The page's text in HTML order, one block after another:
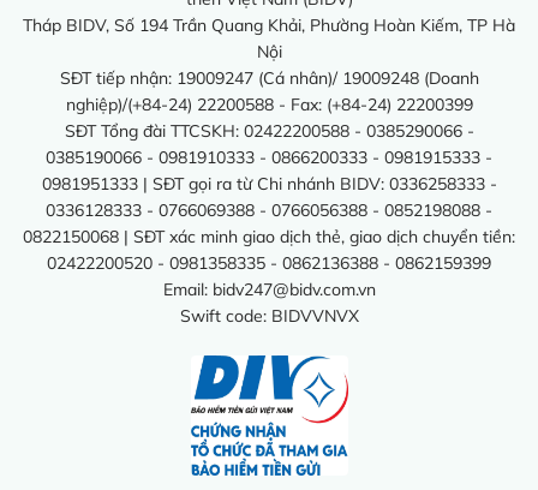
Tháp BIDV, Số 194 Trần Quang Khải, Phường Hoàn Kiếm, TP Hà
Nội
SĐT tiếp nhận: 19009247 (Cá nhân)/ 19009248 (Doanh
nghiệp)/(+84-24) 22200588 - Fax: (+84-24) 22200399
SĐT Tổng đài TTCSKH: 02422200588 - 0385290066 -
0385190066 - 0981910333 - 0866200333 - 0981915333 -
0981951333 | SĐT gọi ra từ Chi nhánh BIDV: 0336258333 -
0336128333 - 0766069388 - 0766056388 - 0852198088 -
0822150068 | SĐT xác minh giao dịch thẻ, giao dịch chuyển tiền:
02422200520 - 0981358335 - 0862136388 - 0862159399
Email: bidv247@bidv.com.vn
Swift code: BIDVVNVX